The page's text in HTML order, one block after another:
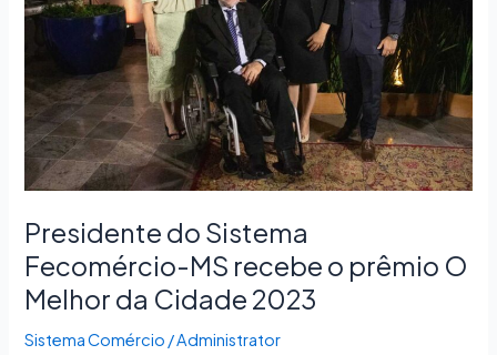
Presidente do Sistema
Fecomércio-MS recebe o prêmio O
Melhor da Cidade 2023
Sistema Comércio /Administrator
MS
recebe
prêmio
O
Melhor
da
2023